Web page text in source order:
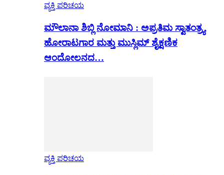
ವ್ಯಕ್ತಿ ಪರಿಚಯ
ಮೌಲಾನಾ ಶಿಬ್ಲಿ ನೋಮಾನಿ : ಅಪ್ರತಿಮ ಸ್ವಾತಂತ್ರ್ಯ
ಹೋರಾಟಗಾರ ಮತ್ತು ಮುಸ್ಲಿಮ್ ಶೈಕ್ಷಣಿಕ
ಆಂದೋಲನದ…
ವ್ಯಕ್ತಿ ಪರಿಚಯ